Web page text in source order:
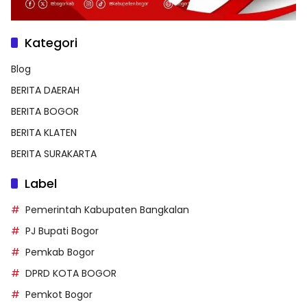
Kategori
Blog
BERITA DAERAH
BERITA BOGOR
BERITA KLATEN
BERITA SURAKARTA
Label
Pemerintah Kabupaten Bangkalan
PJ Bupati Bogor
Pemkab Bogor
DPRD KOTA BOGOR
Pemkot Bogor